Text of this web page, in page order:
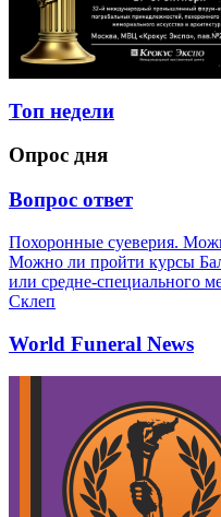
Топ недели
Опрос дня
Вопрос ответ
Похоронные суеверия.
Можно ли пройти курсы
или средне-специального
Склеп
World Funeral News